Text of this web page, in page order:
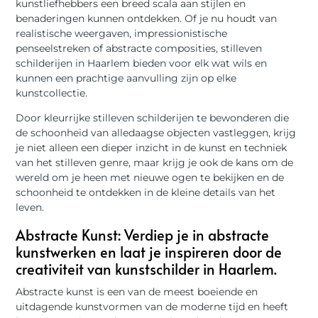
kunstliefhebbers een breed scala aan stijlen en
benaderingen kunnen ontdekken. Of je nu houdt van
realistische weergaven, impressionistische
penseelstreken of abstracte composities, stilleven
schilderijen in Haarlem bieden voor elk wat wils en
kunnen een prachtige aanvulling zijn op elke
kunstcollectie.
Door kleurrijke stilleven schilderijen te bewonderen die
de schoonheid van alledaagse objecten vastleggen, krijg
je niet alleen een dieper inzicht in de kunst en techniek
van het stilleven genre, maar krijg je ook de kans om de
wereld om je heen met nieuwe ogen te bekijken en de
schoonheid te ontdekken in de kleine details van het
leven.
Abstracte Kunst: Verdiep je in abstracte
kunstwerken en laat je inspireren door de
creativiteit van kunstschilder in Haarlem.
Abstracte kunst is een van de meest boeiende en
uitdagende kunstvormen van de moderne tijd en heeft